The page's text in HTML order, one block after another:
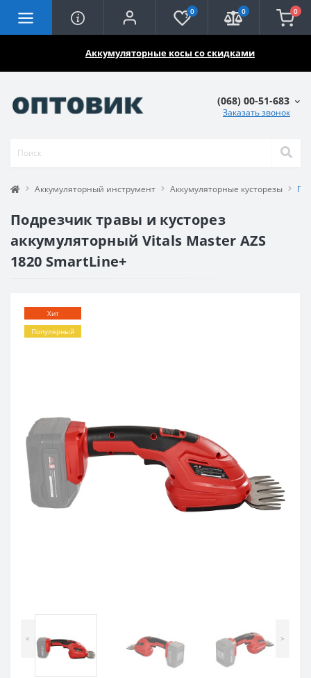
Аккумуляторные косы со скидками
0 0 0
(068) 00-51-683
Заказать звонок
Аккумуляторный инструмент Аккумуляторные кусторезы
Подрезчик травы и кусторез
аккумуляторный Vitals Master AZS
1820 SmartLine+
Хит
Популярный
< >